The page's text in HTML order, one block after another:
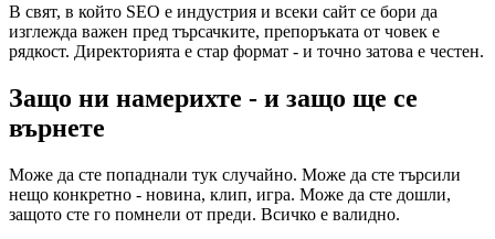
В свят, в който SEO е индустрия и всеки сайт се бори да
изглежда важен пред търсачките, препоръката от човек е
рядкост. Директорията е стар формат - и точно затова е честен.
Защо ни намерихте - и защо ще се
върнете
Може да сте попаднали тук случайно. Може да сте търсили
нещо конкретно - новина, клип, игра. Може да сте дошли,
защото сте го помнели от преди. Всичко е валидно.